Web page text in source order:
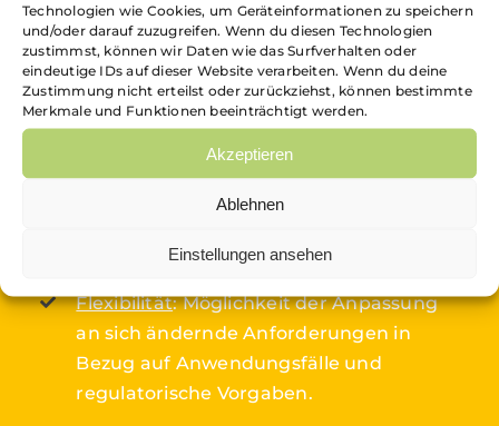
Technologien wie Cookies, um Geräteinformationen zu speichern
und/oder darauf zuzugreifen. Wenn du diesen Technologien
zustimmst, können wir Daten wie das Surfverhalten oder
eindeutige IDs auf dieser Website verarbeiten. Wenn du deine
Zustimmung nicht erteilst oder zurückziehst, können bestimmte
Merkmale und Funktionen beeinträchtigt werden.
Akzeptieren
Ablehnen
Einstellungen ansehen
Skalierbarkeit: Möglichkeit, die Lösung
auf eine große Anzahl von Kund*innen zu
skalieren.
Zuverlässigkeit: Hohe Verfügbarkeit und
Ausfallsicherheit.
: Gewährleistung einer
Nutzung der Lösung.
Flexibilität: Möglichkeit der Anpassung
an sich ändernde Anforderungen in
Bezug auf Anwendungsfälle und
regulatorische Vorgaben.